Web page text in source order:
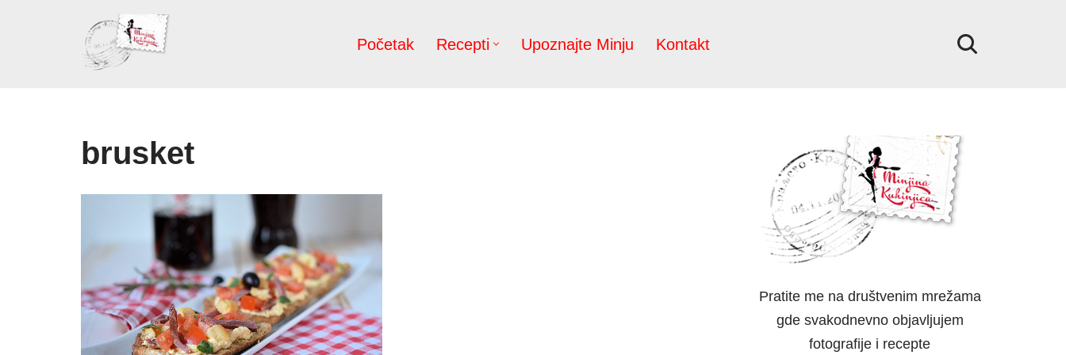
Početak Recepti Upoznajte Minju Kontakt
brusket
Pratite me na društvenim mrežama
gde svakodnevno objavljujem
fotografije i recepte